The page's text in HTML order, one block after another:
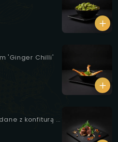
'Ginger Chilli'
z konfiturą̨ z
oraz